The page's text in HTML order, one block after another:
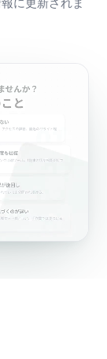
に更新されま